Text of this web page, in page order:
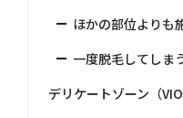
ほかの部位よりも
一度脱毛してしま
デリケートゾーン（